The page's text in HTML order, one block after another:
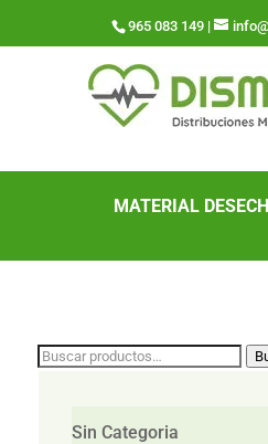
965 083 149 |
MATERIAL
Buscar
Sin Categoria